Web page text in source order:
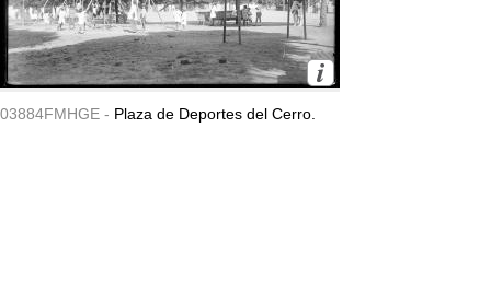
03884FMHGE - Plaza de Deportes del Cerro.